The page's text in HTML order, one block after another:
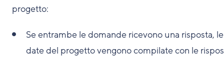
progetto:
Se entrambe le domande ricevono una risposta, le
date del progetto vengono compilate con le